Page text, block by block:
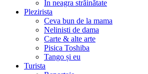
În neagra străinătate
Plezirista
Ceva bun de la mama
Nelinisti de dama
Carte & alte arte
Pisica Toshiba
Tango și eu
Turista